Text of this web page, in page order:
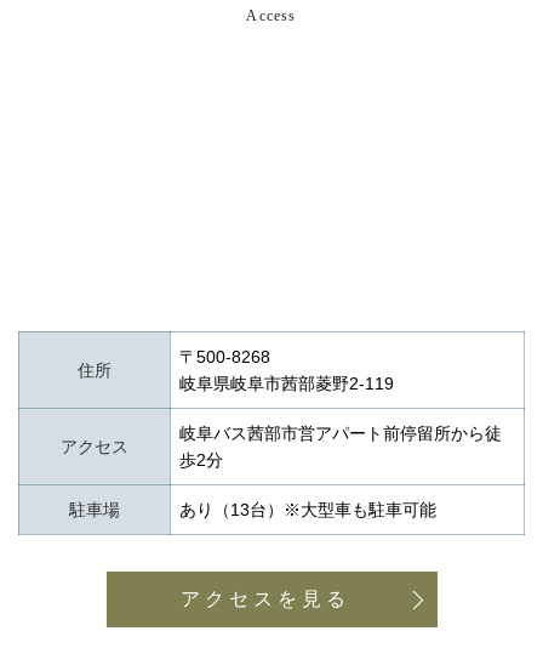
Access
住所
〒500-8268
岐阜県岐阜市茜部菱野2-119
アクセス
岐阜バス茜部市営アパート前停留所から徒
歩2分
駐車場 あり（13台）※大型車も駐車可能
アクセスを見る